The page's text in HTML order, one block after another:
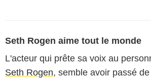
Seth Rogen aime tout le monde
L'acteur qui prête sa voix au
Seth Rogen, semble avoir passé